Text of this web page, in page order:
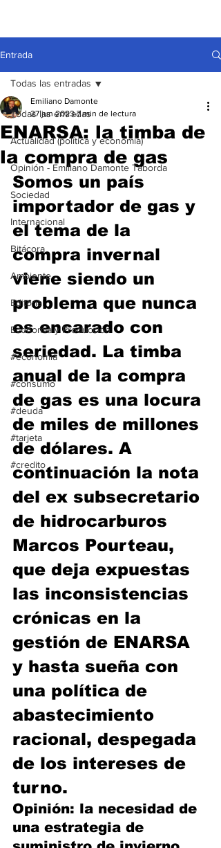
Entrada
Todas las entradas
Actualidad (política y economía)
Opinión - Emiliano Damonte Taborda
Sociedad
Internacional
Bitácora
Ambiente
Editorial
Economía y Producción
#economia
#consumo
#deuda
#tarjeta
#credito
Todas las entradas
ENARSA: la timba de
la compra de gas
Emiliano Damonte
27 jun 2023 7 min de lectura
Somos un país
importador de gas y
el tema de la
compra invernal
viene siendo un
problema que nunca
es encarado con
seriedad. La timba
anual de la compra
de gas es una locura
de miles de millones
de dólares. A
continuación la nota
del ex subsecretario
de hidrocarburos
Marcos Pourteau,
que deja expuestas
las inconsistencias
crónicas en la
gestión de ENARSA
y hasta sueña con
una política de
abastecimiento
racional, despegada
de los intereses de
turno.
Opinión: la necesidad de
una estrategia de